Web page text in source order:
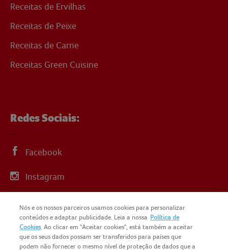
Receitas de Ervilhas
Receitas de Peixe
Receitas de Carne
Receitas Green Cuisine
Redes Sociais:
Facebook
Instagram
YouTube
Nós e os nossos parceiros usamos cookies para personalizar
conteúdos e adaptar publicidade. Leia a nossa Política de
Cookies. Ao clicar em "Aceitar cookies", está também a aceitar
que os seus dados possam ser transferidos para países que
podem não fornecer o mesmo nível de proteção de dados que a